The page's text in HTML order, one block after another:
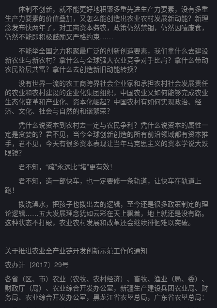
体制不创新，就不能更好地积聚多重先进生产力要素，没有多重
生产力要素的价值叠加，又怎么能创造出农业农村发展新动能？新理
念发布快两年了，对工商资本务农，政策仍然禁锢，仍然因噎废食，
仍然不能即积极鼓励又严格约束……
不能举全国之力积聚最广泛的创新创造要素，我们拿什么去建设
新农业与新农村？拿什么与全球强大农业竞争对手比肩？拿什么带动
农民阶层共富？拿什么去创造新旧动能转换？
没有世界一流的农工商跨界社会企业家和承担农村社会发展责任
的农业和农村建设的企业化集团组织，中国农业又如何能够完成农业
生态化变革和产业化、资本化崛起？中国农村有如何实现政治、经
济、文化、社会与自然的和谐繁荣？
凭什么说资本到农村去一定与农民争利？凭什么说资本的属性一
定是贪婪的？君不见，当今全球创新创造的所有前沿领域都有资本推
手，君不见，今天有很多资本表现让当年马克思主义的资本学说大跌
眼镜？
君不知，“疏”永远比“堵”更有效！
君不知，造一部快车，也一定要修一条轨道，让快车在轨道上
跑！
拨洗澡水，把孩子也拨出去的逻辑，至今还是很多政策制定的理
论逻辑……五大发展理念犹如云彩在天上飘着，地上就还是没有路。
这种状态不打破，农业农村发展和改革还会继续徘徊难以突破。
关于推进农业全产业链开发创新示范工作的通知
农办计〔2017〕29号
各省（区、市）农业（农牧、农村经济）、畜牧、渔业（局、委）、
财政厅（局）、农业综合开发办公室，新疆生产建设兵团农业局、财
务局、农业综合开发办公室，黑龙江省农垦总局，广东省农垦总局：